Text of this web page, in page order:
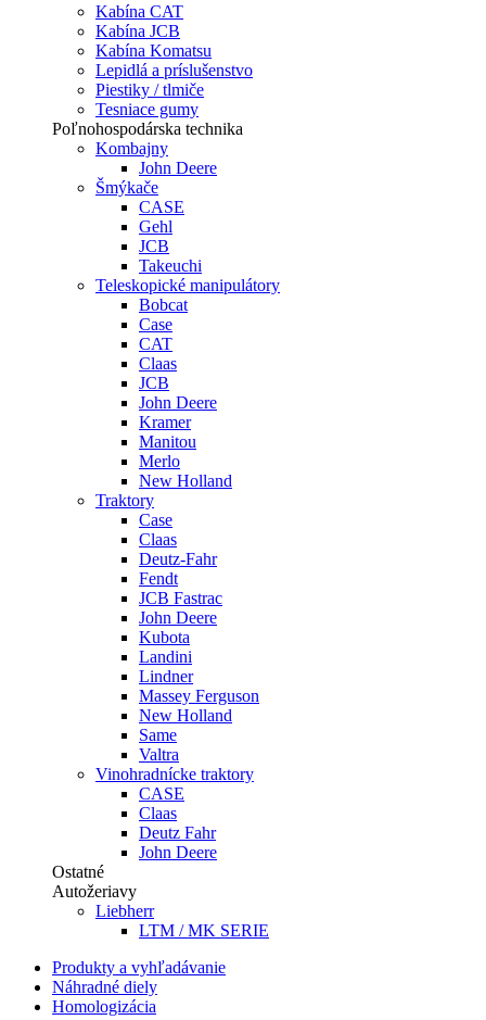
Kabína CAT
Kabína JCB
Kabína Komatsu
Lepidlá a príslušenstvo
Piestiky / tlmiče
Tesniace gumy
Poľnohospodárska technika
Kombajny
John Deere
Šmýkače
CASE
Gehl
JCB
Takeuchi
Teleskopické manipulátory
Bobcat
Case
CAT
Claas
JCB
John Deere
Kramer
Manitou
Merlo
New Holland
Traktory
Case
Claas
Deutz-Fahr
Fendt
JCB Fastrac
John Deere
Kubota
Landini
Lindner
Massey Ferguson
New Holland
Same
Valtra
Vinohradnícke traktory
CASE
Claas
Deutz Fahr
John Deere
Ostatné
Autožeriavy
Liebherr
LTM / MK SERIE
Produkty a vyhľadávanie
Náhradné diely
Homologizácia